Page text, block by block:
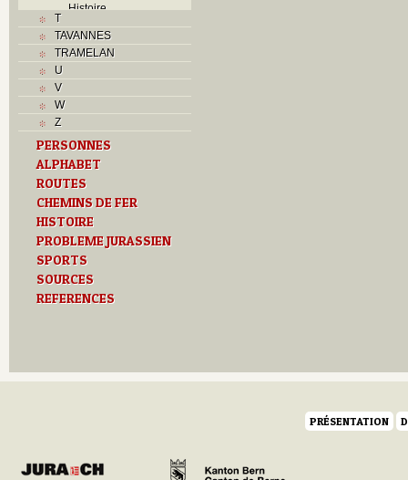
Histoire
J
L
R
S
T
Textes
U
T
TAVANNES
TRAMELAN
U
V
W
Z
PERSONNES
ALPHABET
ROUTES
CHEMINS DE FER
HISTOIRE
PROBLEME JURASSIEN
SPORTS
SOURCES
REFERENCES
PRÉSENTATION